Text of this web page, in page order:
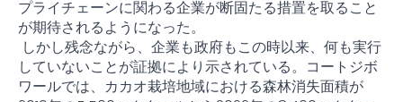
プライチェーンに関わる企業が断固たる措置を取ること
が期待されるようになった。
しかし残念ながら、企業も政府もこの時以来、何も実行
していないことが証拠により示されている。コートジボ
ワールでは、カカオ栽培地域における森林消失面積が